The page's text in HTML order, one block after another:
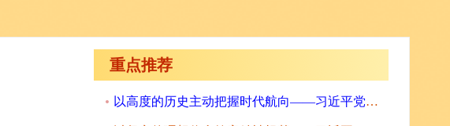
重点推荐
以高度的历史主动把握时代航向——习近平党建...